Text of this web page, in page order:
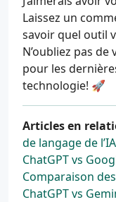
Laissez un
savoir quel outil
N’oubliez pas
pour les
technologie! 🚀
Articles en
de langage de
ChatGPT vs
Comparaison
ChatGPT vs